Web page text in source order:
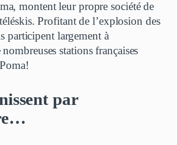
montent leur propre société de
Profitant de l’explosion des
participent largement à
stations françaises
par